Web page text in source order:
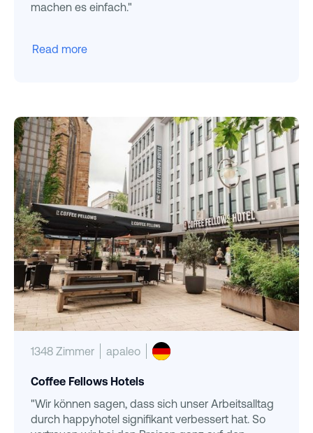
machen es einfach."
Read more
1348 Zimmer apaleo
Coffee Fellows Hotels
"Wir können sagen, dass sich unser Arbeitsalltag
durch happyhotel signifikant verbessert hat. So